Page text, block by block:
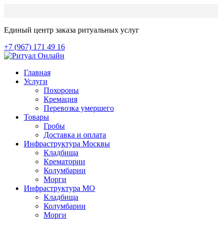
Единый центр заказа ритуальных услуг
+7 (967) 171 49 16
Главная
Услуги
Похороны
Кремация
Перевозка умершего
Товары
Гробы
Доставка и оплата
Инфраструктура Москвы
Кладбища
Крематории
Колумбарии
Морги
Инфраструктура МО
Кладбища
Колумбарии
Морги